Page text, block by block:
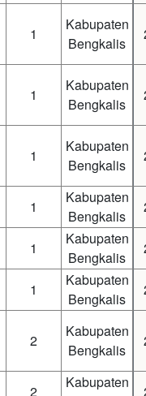
1
Kabupaten
Bengkalis
1
Kabupaten
Bengkalis
1
Kabupaten
Bengkalis
1
Kabupaten
Bengkalis
1
Kabupaten
Bengkalis
1
Kabupaten
Bengkalis
2
Kabupaten
Bengkalis
2
Kabupaten